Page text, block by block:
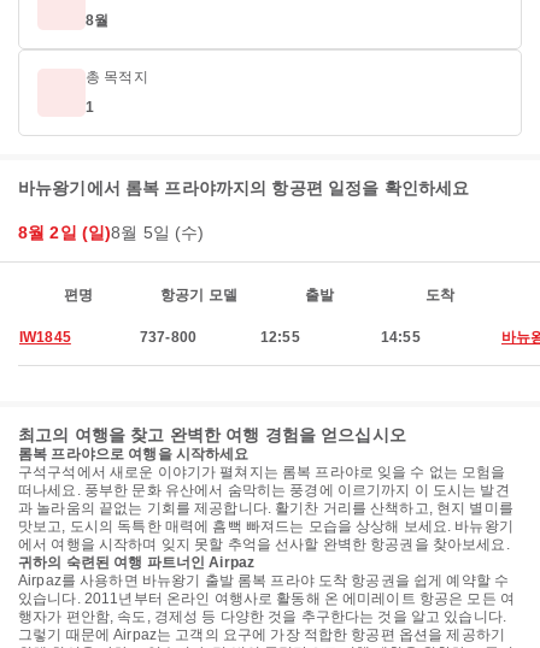
8월
총 목적지
1
바뉴왕기에서 롬복 프라야까지의 항공편 일정을 확인하세요
8월 2일 (일)8월 5일 (수)
편명 항공기 모델 출발 도착
IW1845 737-800 12:55 14:55 바뉴
최고의 여행을 찾고 완벽한 여행 경험을 얻으십시오
롬복 프라야으로 여행을 시작하세요
구석구석에서 새로운 이야기가 펼쳐지는 롬복 프라야로 잊을 수 없는 모험을
떠나세요. 풍부한 문화 유산에서 숨막히는 풍경에 이르기까지 이 도시는 발견
과 놀라움의 끝없는 기회를 제공합니다. 활기찬 거리를 산책하고, 현지 별미를
맛보고, 도시의 독특한 매력에 흠뻑 빠져드는 모습을 상상해 보세요. 바뉴왕기
에서 여행을 시작하며 잊지 못할 추억을 선사할 완벽한 항공권을 찾아보세요.
귀하의 숙련된 여행 파트너인 Airpaz
Airpaz를 사용하면 바뉴왕기 출발 롬복 프라야 도착 항공권을 쉽게 예약할 수
있습니다. 2011년부터 온라인 여행사로 활동해 온 에미레이트 항공은 모든 여
행자가 편안함, 속도, 경제성 등 다양한 것을 추구한다는 것을 알고 있습니다.
그렇기 때문에 Airpaz는 고객의 요구에 가장 적합한 항공편 옵션을 제공하기